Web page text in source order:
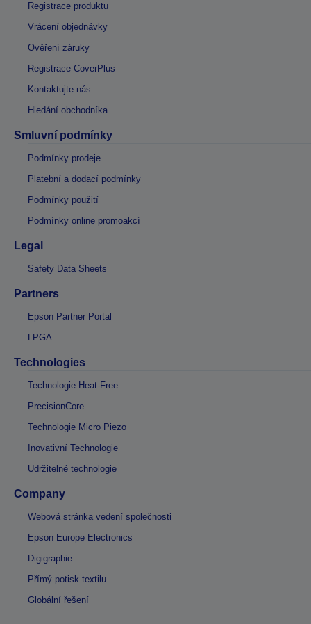
Registrace produktu
Vrácení objednávky
Ověření záruky
Registrace CoverPlus
Kontaktujte nás
Hledání obchodníka
Smluvní podmínky
Podmínky prodeje
Platební a dodací podmínky
Podmínky použití
Podmínky online promoakcí
Legal
Safety Data Sheets
Partners
Epson Partner Portal
LPGA
Technologies
Technologie Heat-Free
PrecisionCore
Technologie Micro Piezo
Inovativní Technologie
Udržitelné technologie
Company
Webová stránka vedení společnosti
Epson Europe Electronics
Digigraphie
Přímý potisk textilu
Globální řešení